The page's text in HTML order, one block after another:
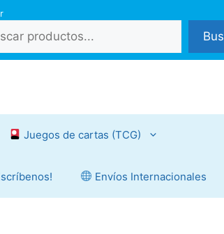
Juegos de cartas (TCG)
Envíos Internacionales